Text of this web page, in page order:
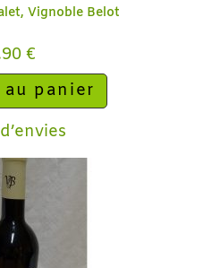
Vignoble Belot
€
panier